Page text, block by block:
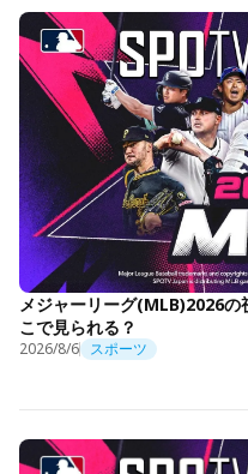
メジャーリーグ(MLB)2026の
こで見られる？
2026/8/6 スポーツ